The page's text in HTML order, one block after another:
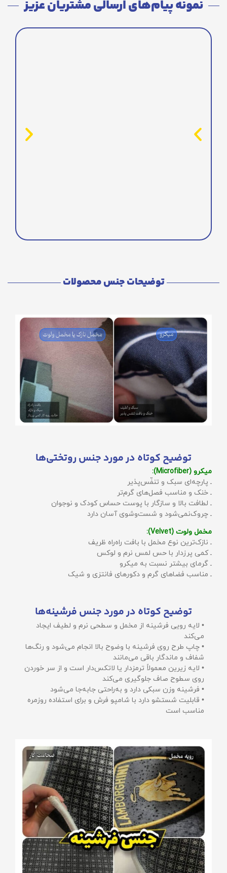
نمونه پیام‌های ارسالی مشتریان عزیز
توضیحات جنس محصولات
توضیح کوتاه در مورد جنس روتختی‌ها
میکرو (Microfiber):
ـ پارچه‌ای سبک و تنفّس‌پذیر
ـ خنک و مناسب فصل‌های گرم‌تر
ـ لطافت بالا و سازگار با پوست حساس کودک و نوجوان
ـ چروک‌نمی‌شود و شست‌وشوی آسان دارد
مخمل ولوت (Velvet):
ـ نازک‌ترین نوع مخمل با بافت راه‌راه ظریف
ـ کمی پرزدار با حس لمس نرم و لوکس
ـ گرمای بیشتر نسبت به میکرو
ـ مناسب فضاهای گرم و دکورهای فانتزی و شیک
توضیح کوتاه در مورد جنس فرشینه‌ها
• لایه رویی فرشینه از مخمل و سطحی نرم و لطیف ایجاد
می‌کند
• چاپ طرح روی فرشینه با وضوح بالا انجام می‌شود و رنگ‌ها
شفاف و ماندگار باقی می‌مانند
• لایه زیرین معمولاً ترمزدار یا لاتکس‌دار است و از سر خوردن
روی سطوح صاف جلوگیری می‌کند
• فرشینه وزن سبکی دارد و به‌راحتی جابه‌جا می‌شود
• قابلیت شستشو دارد با شامپو فرش و برای استفاده روزمره
مناسب است